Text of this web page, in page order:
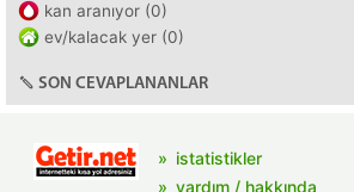
kan aranıyor (0)
ev/kalacak yer (0)
SON CEVAPLANANLAR
istatistikler
yardım / hakkında